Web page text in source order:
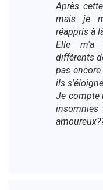
Après
mais je
réappris à
Elle m'a
différents
pas
ils
Je compte